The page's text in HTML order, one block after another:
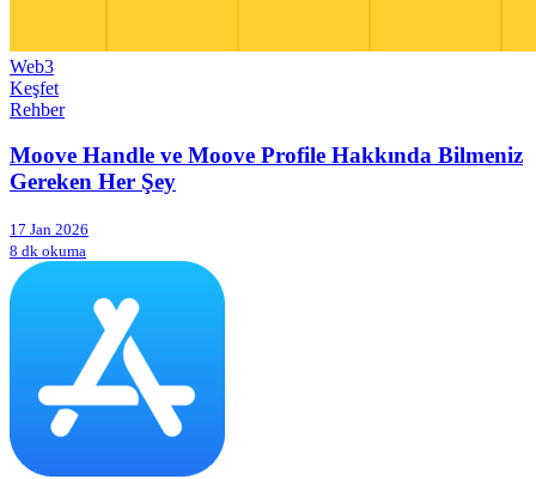
Web3
Keşfet
Rehber
Moove Handle ve Moove Profile Hakkında Bilmeniz
Gereken Her Şey
17 Jan 2026
8 dk okuma